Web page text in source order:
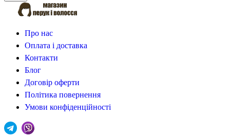
Про нас
Оплата і доставка
Контакти
Блог
Договір оферти
Політика повернення
Умови конфіденційності